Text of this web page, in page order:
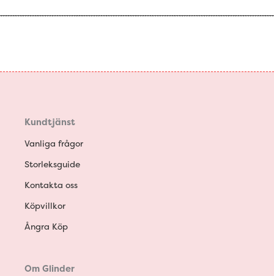
Kundtjänst
Vanliga frågor
Storleksguide
Kontakta oss
Köpvillkor
Ångra Köp
Om Glinder